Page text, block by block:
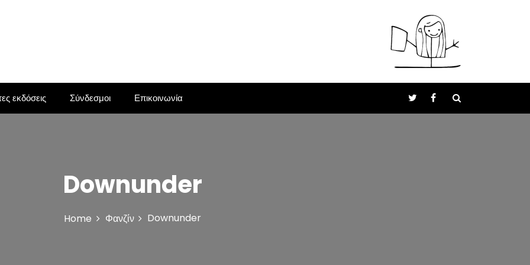
εκδόσεις Σύνδεσμοι Επικοινωνία
Downunder
Home Φανζίν Downunder